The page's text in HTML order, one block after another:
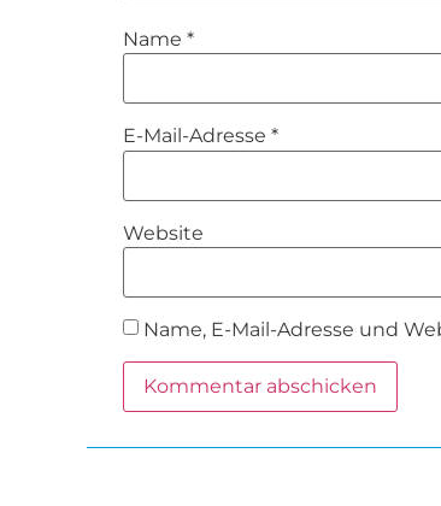
Name *
E-Mail-Adresse *
Website
Name, E-Mail-Adresse und
Alternative: